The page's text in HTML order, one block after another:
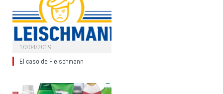
10/04/2019
El caso de Fleischmann